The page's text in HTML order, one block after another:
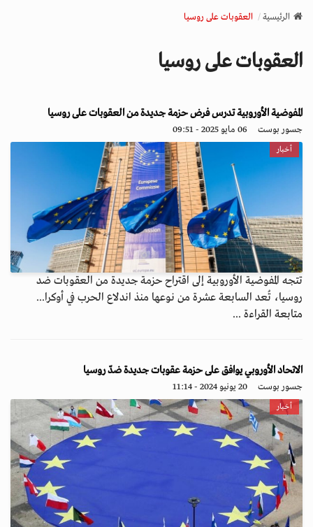
v
a
o
n
الرئيسية العقوبات على روسيا
العقوبات على روسيا
المفوضية الأوروبية تدرس فرض حزمة جديدة من العقوبات على روسيا
جسور بوست 06 مايو 2025 - 09:51
أخبار
تتجه المفوضية الأوروبية إلى اقتراح حزمة جديدة من العقوبات ضد
روسيا، تُعد السابعة عشرة من نوعها منذ اندلاع الحرب في أوكرا...
متابعة القراءة ...
الاتحاد الأوروبي يوافق على حزمة عقوبات جديدة ضدّ روسيا
جسور بوست 20 يونيو 2024 - 11:14
أخبار